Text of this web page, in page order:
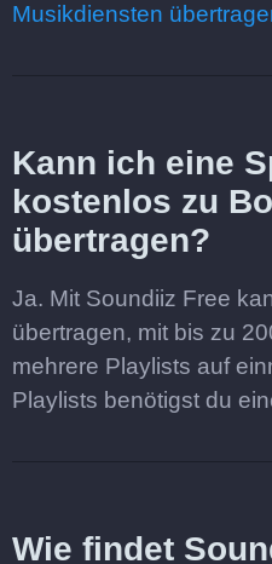
Musikdiensten
Kann ich eine
kostenlos zu
übertragen?
Ja. Mit Soundiiz Free
übertragen, mit bis zu
mehrere Playlists auf
Playlists benötigst du
Wie findet